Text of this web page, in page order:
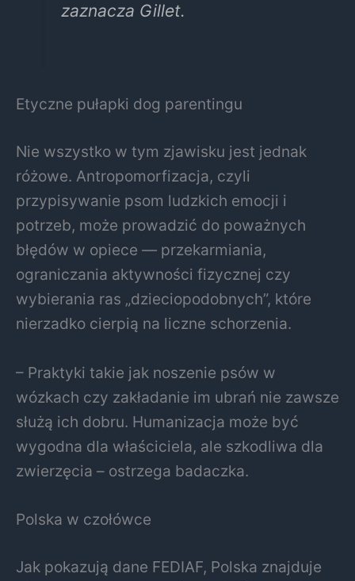
zaznacza Gillet.
Etyczne pułapki dog parentingu
Nie wszystko w tym zjawisku jest jednak
różowe. Antropomorfizacja, czyli
przypisywanie psom ludzkich emocji i
potrzeb, może prowadzić do poważnych
błędów w opiece — przekarmiania,
ograniczania aktywności fizycznej czy
wybierania ras „dzieciopodobnych”, które
nierzadko cierpią na liczne schorzenia.
– Praktyki takie jak noszenie psów w
wózkach czy zakładanie im ubrań nie zawsze
służą ich dobru. Humanizacja może być
wygodna dla właściciela, ale szkodliwa dla
zwierzęcia – ostrzega badaczka.
Polska w czołówce
Jak pokazują dane FEDIAF, Polska znajduje